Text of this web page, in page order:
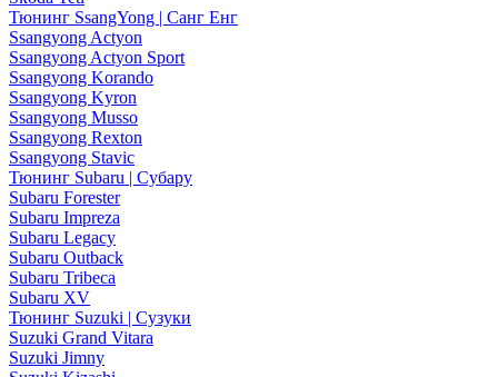
Тюнинг SsangYong | Санг Енг
Ssangyong Actyon
Ssangyong Actyon Sport
Ssangyong Korando
Ssangyong Kyron
Ssangyong Musso
Ssangyong Rexton
Ssangyong Stavic
Тюнинг Subaru | Субару
Subaru Forester
Subaru Impreza
Subaru Legacy
Subaru Outback
Subaru Tribeca
Subaru XV
Тюнинг Suzuki | Сузуки
Suzuki Grand Vitara
Suzuki Jimny